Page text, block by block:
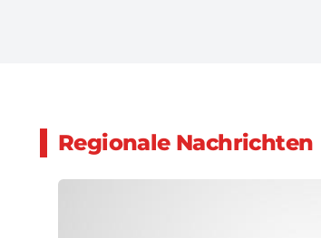
Regionale Nachrichten